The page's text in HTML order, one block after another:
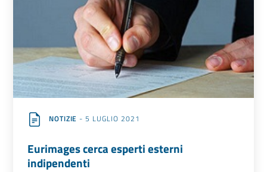
NOTIZIE - 5 LUGLIO 2021
Eurimages cerca esperti esterni
indipendenti